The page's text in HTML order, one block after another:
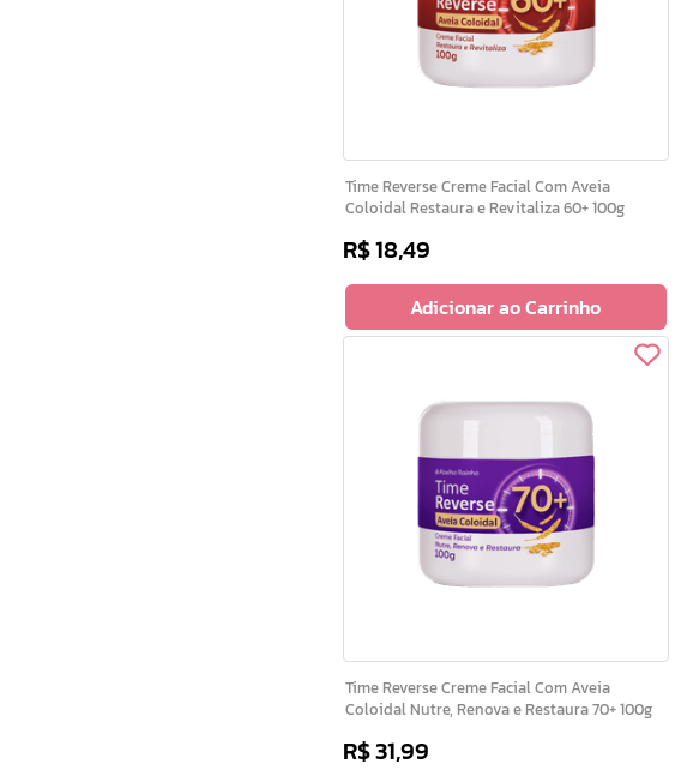
Time Reverse Creme Facial Com Aveia
Coloidal Restaura e Revitaliza 60+ 100g
R$18,49
Adicionar ao Carrinho
Time Reverse Creme Facial Com Aveia
Coloidal Nutre, Renova e Restaura 70+ 100g
R$31,99